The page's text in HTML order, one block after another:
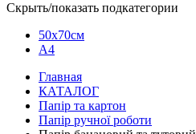
Скрыть/показать подкатегории
50х70см
А4
Главная
КАТАЛОГ
Папір та картон
Папір ручної роботи